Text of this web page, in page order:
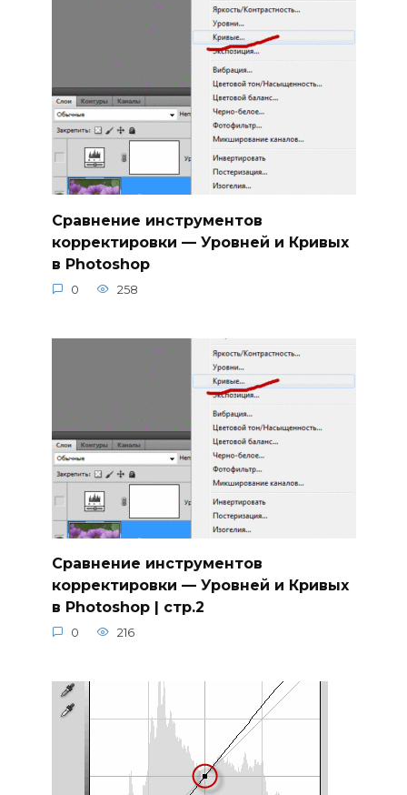
Сравнение инструментов
корректировки — Уровней и Кривых
в Photoshop
0 258
Сравнение инструментов
корректировки — Уровней и Кривых
в Photoshop | стр.2
0 216